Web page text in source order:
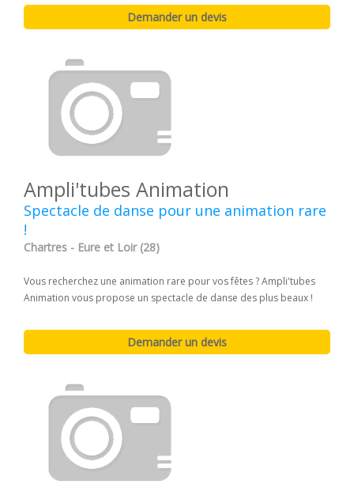
Ampli'tubes Animation
Spectacle de danse pour une animation rare
!
Chartres - Eure et Loir (28)
Vous recherchez une animation rare pour vos fêtes ? Ampli'tubes
Animation vous propose un spectacle de danse des plus beaux !